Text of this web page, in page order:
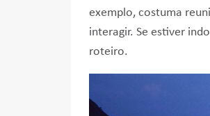
exemplo, costuma
interagir. Se estiver
roteiro.